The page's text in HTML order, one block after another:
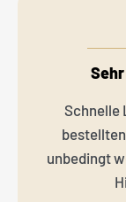
Schnelle
unbedingt